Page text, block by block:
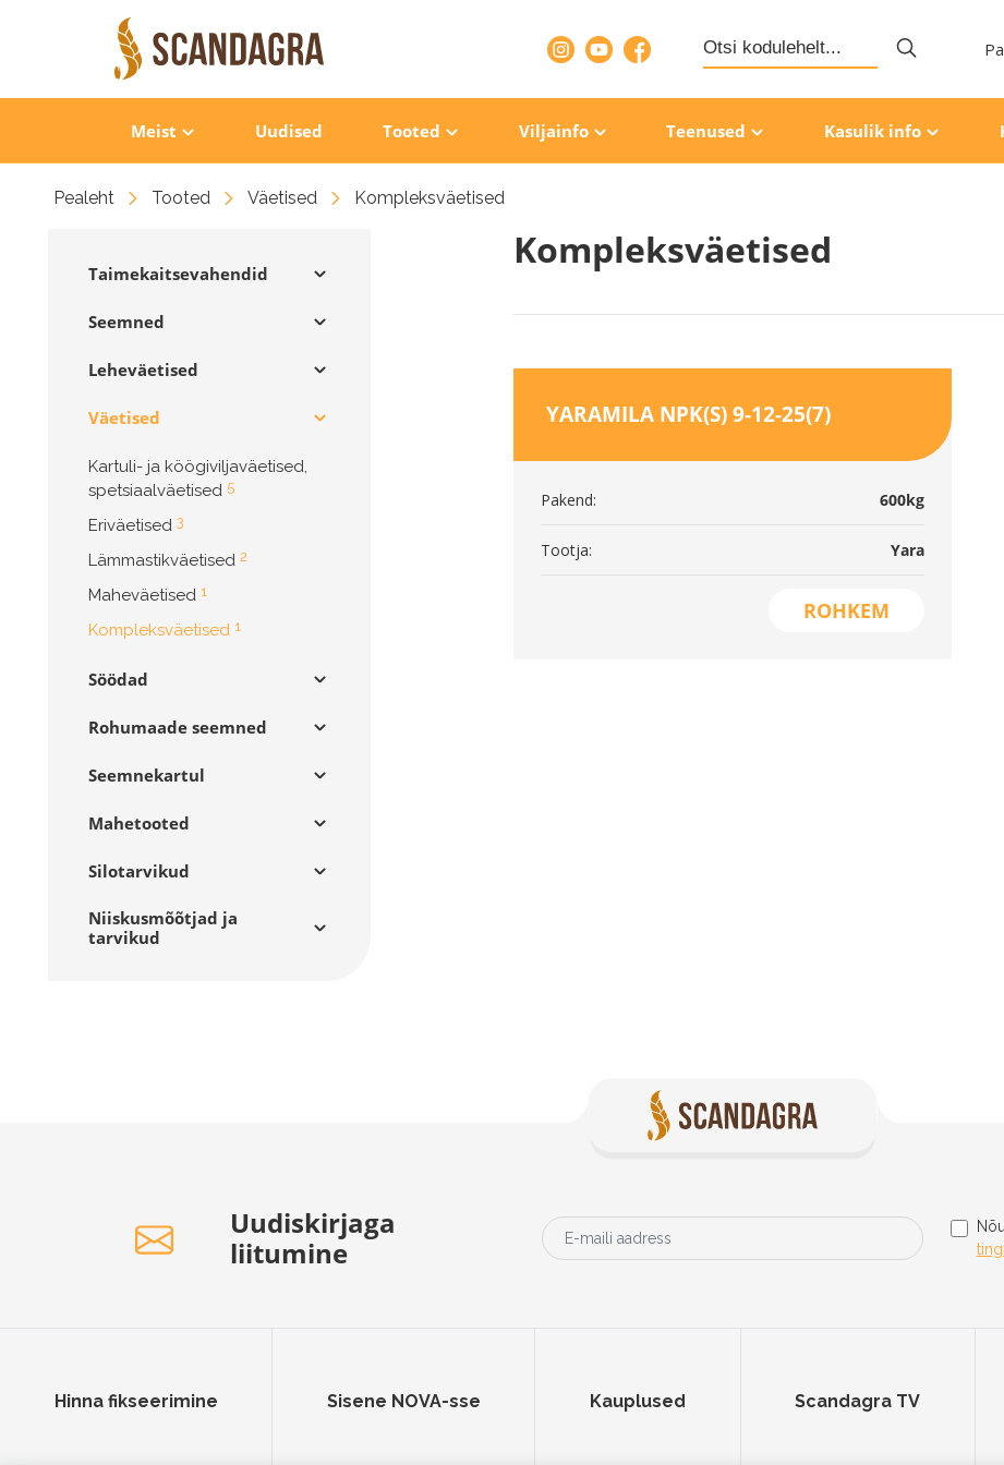
Search
for:
Meist Uudised Tooted Viljainfo Teenused Kasulik info
Pealeht Tooted Väetised Kompleksväetised
Taimekaitsevahendid
Seemned
Leheväetised
Väetised
Kartuli- ja köögiviljaväetised,
spetsiaalväetised 5
Eriväetised 3
Lämmastikväetised 2
Maheväetised 1
Kompleksväetised 1
Söödad
Rohumaade seemned
Seemnekartul
Mahetooted
Silotarvikud
Niiskusmõõtjad ja
tarvikud
Kompleksväetised
YARAMILA NPK(S) 9-12-25(7)
Pakend: 600kg
Tootja: Yara
ROHKEM
Uudiskirjaga
liitumine
Hinna fikseerimine Sisene NOVA-sse Kauplused Scandagra TV